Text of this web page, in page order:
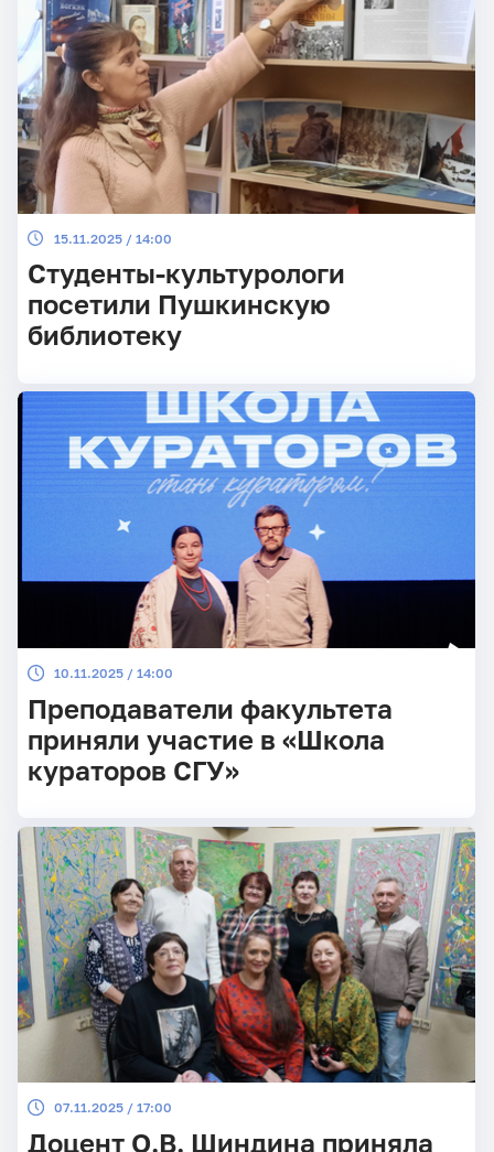
15.11.2025 / 14:00
Студенты-культурологи
посетили Пушкинскую
библиотеку
10.11.2025 / 14:00
Преподаватели факультета
приняли участие в «Школа
кураторов СГУ»
07.11.2025 / 17:00
Доцент О.В. Шиндина приняла